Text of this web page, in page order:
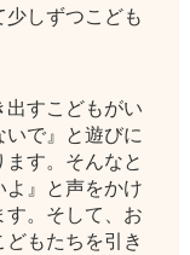
しずつこども
出すこどもがい
で』と遊びに
す。そんなと
よ』と声をかけ
す。そして、お
もたちを引き